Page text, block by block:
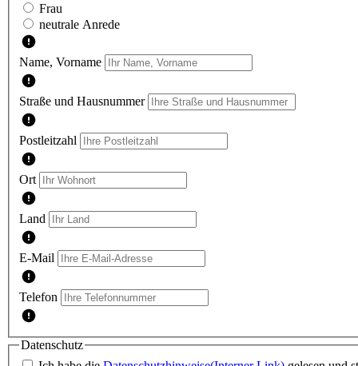
Frau
neutrale Anrede
Name, Vorname
Straße und Hausnummer
Postleitzahl
Ort
Land
E-Mail
Telefon
Datenschutz